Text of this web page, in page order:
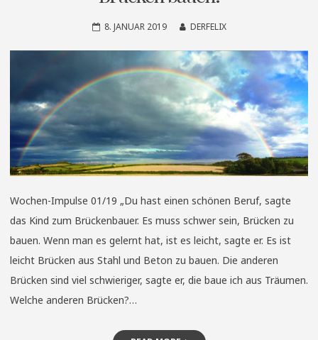
8. JANUAR 2019 DERFELIX
Wochen-Impulse 01/19 „Du hast einen schönen Beruf, sagte
das Kind zum Brückenbauer. Es muss schwer sein, Brücken zu
bauen. Wenn man es gelernt hat, ist es leicht, sagte er. Es ist
leicht Brücken aus Stahl und Beton zu bauen. Die anderen
Brücken sind viel schwieriger, sagte er, die baue ich aus Träumen.
Welche anderen Brücken?…